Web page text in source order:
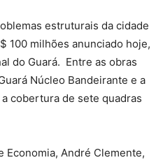
estruturais da cidade
100 milhões anunciado hoje,
do Guará. Entre as obras
Núcleo Bandeirante e a
cobertura de sete quadras
Economia, André Clemente,